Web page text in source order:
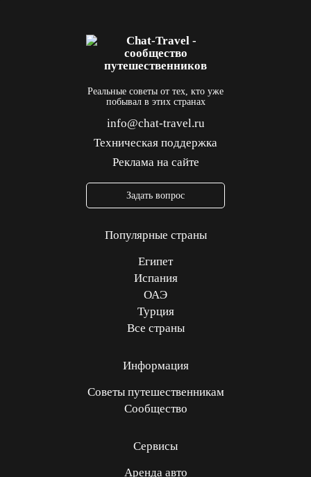
Реальные советы от тех, кто уже
побывал в этих странах
info@chat-travel.ru
Техническая поддержка
Реклама на сайте
Задать вопрос
Популярные страны
Египет
Испания
ОАЭ
Турция
Все страны
Информация
Советы путешественникам
Сообщество
Сервисы
Аренда авто